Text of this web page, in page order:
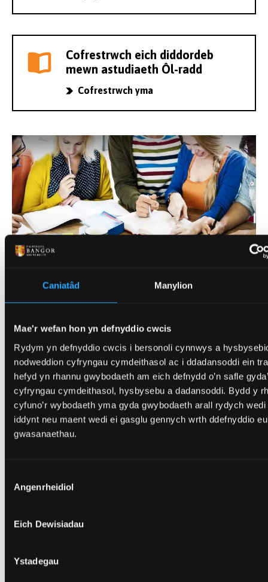
Caniatâd Manylion
Mae'r wefan hon yn defnyddio cwcis
Rydym yn defnyddio cwcis i bersonoli cynnwys a
nodweddion cyfryngau cymdeithasol ac i ddadansoddi ein
hefyd yn rhannu gwybodaeth am eich defnydd o’n safle
cyfryngau cymdeithasol, hysbysebu a dadansoddi. Bydd y
cyfuno’r wybodaeth yma gyda gwybodaeth arall rydych
iddynt neu maent wedi ei gasglu gennych wrth ddefnyddio eu
gwasanaethau.
Caniatâd
Angenrheidiol
Eich Dewisiadau
Ystadegau
Cofrestrwch eich diddordeb
mewn astudiaeth Ôl-radd
Cofrestrwch yma
DARLLEN MWY: ADDYSG
Bydd ein cyrsiau Addysg yn eich galluogi i fod
wrth wraidd gwella ansawdd a dealltwriaeth
addysgol, ble bynnag yr ewch yn eich gyrfa.
GWELD EIN CYRSIAU Dysgwch Fwy